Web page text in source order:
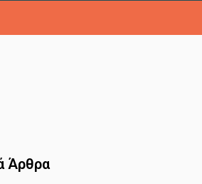
Άρθρα